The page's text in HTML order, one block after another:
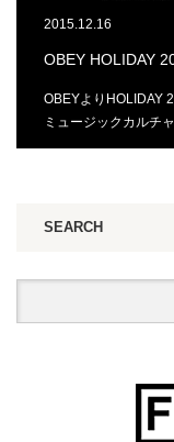
2015.12.16
OBEY HOLIDAY
OBEYよりHOLIDAY
ミュージックカルチ
SEARCH